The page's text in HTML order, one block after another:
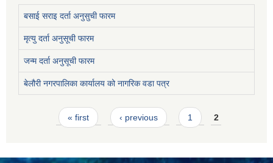
बसाई सराइ दर्ता अनुसुची फारम
मृत्यु दर्ता अनुसूची फारम
जन्म दर्ता अनुसूची फारम
बेलौरी नगरपालिका कार्यालय को नागरिक वडा पत्र
Pages« first ‹ previous 1 2